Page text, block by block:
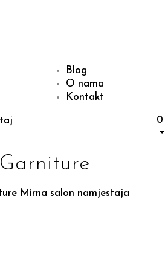
Blog
O nama
Kontakt
0
Garniture